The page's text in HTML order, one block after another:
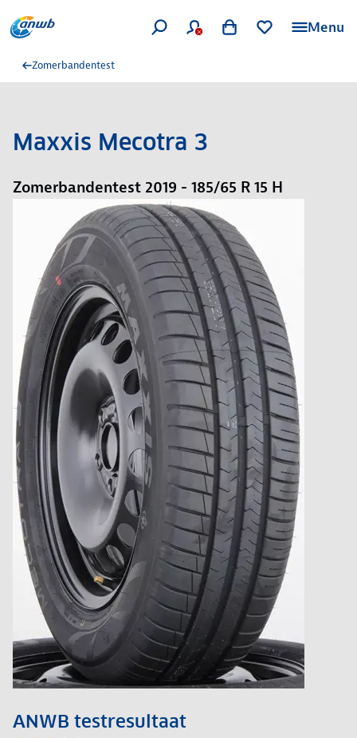
Menu
Zomerbandentest
Maxxis Mecotra 3
Zomerbandentest 2019 - 185/65 R 15 H
ANWB testresultaat